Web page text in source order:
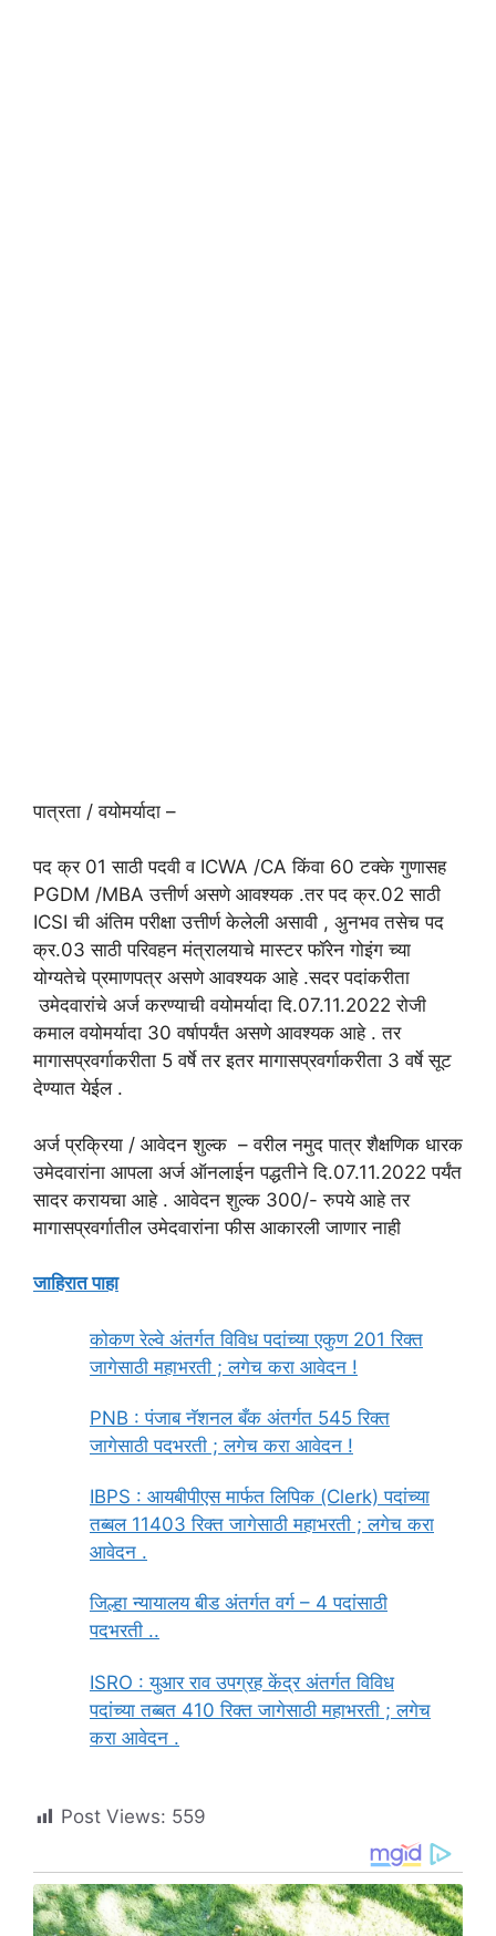
पात्रता / वयोमर्यादा –
पद क्र 01 साठी पदवी व ICWA /CA किंवा 60 टक्के गुणासह
PGDM /MBA उत्तीर्ण असणे आवश्यक .तर पद क्र.02 साठी
ICSI ची अंतिम परीक्षा उत्तीर्ण केलेली असावी , अुनभव तसेच पद
क्र.03 साठी परिवहन मंत्रालयाचे मास्टर फॉरेन गोइंग च्या
योग्यतेचे प्रमाणपत्र असणे आवश्यक आहे .सदर पदांकरीता
उमेदवारांचे अर्ज करण्याची वयोमर्यादा दि.07.11.2022 रोजी
कमाल वयोमर्यादा 30 वर्षापर्यंत असणे आवश्यक आहे . तर
मागासप्रवर्गाकरीता 5 वर्षे तर इतर मागासप्रवर्गाकरीता 3 वर्षे सूट
देण्यात येईल .
अर्ज प्रक्रिया / आवेदन शुल्क – वरील नमुद पात्र शैक्षणिक धारक
उमेदवारांना आपला अर्ज ऑनलाईन पद्धतीने दि.07.11.2022 पर्यंत
सादर करायचा आहे . आवेदन शुल्क 300/- रुपये आहे तर
मागासप्रवर्गातील उमेदवारांना फीस आकारली जाणार नाही
जाहिरात पाहा
कोकण रेल्वे अंतर्गत विविध पदांच्या एकुण 201 रिक्त
जागेसाठी महाभरती ; लगेच करा आवेदन !
PNB : पंजाब नॅशनल बँक अंतर्गत 545 रिक्त
जागेसाठी पदभरती ; लगेच करा आवेदन !
IBPS : आयबीपीएस मार्फत लिपिक (Clerk) पदांच्या
तब्बल 11403 रिक्त जागेसाठी महाभरती ; लगेच करा
आवेदन .
जिल्हा न्यायालय बीड अंतर्गत वर्ग – 4 पदांसाठी
पदभरती ..
ISRO : युआर राव उपग्रह केंद्र अंतर्गत विविध
पदांच्या तब्बत 410 रिक्त जागेसाठी महाभरती ; लगेच
करा आवेदन .
Post Views: 559